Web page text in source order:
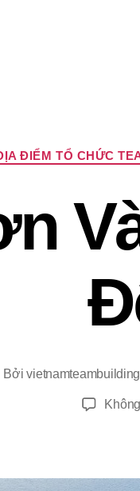
ĐIỂM TỔ CHỨC
Bởi